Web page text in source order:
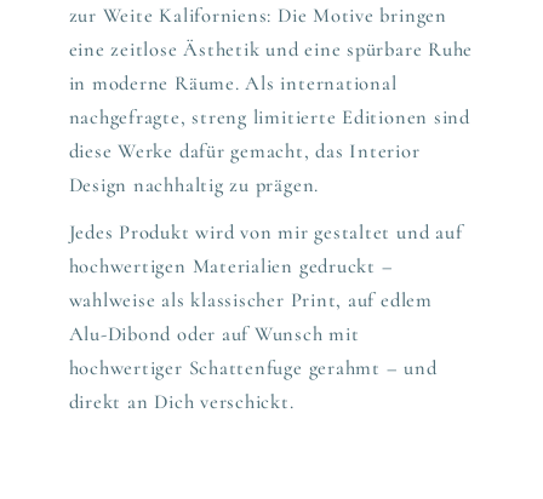
zur Weite Kaliforniens: Die Motive bringen
eine zeitlose Ästhetik und eine spürbare Ruhe
in moderne Räume. Als international
nachgefragte, streng limitierte Editionen sind
diese Werke dafür gemacht, das Interior
Design nachhaltig zu prägen.
Jedes Produkt wird von mir gestaltet und auf
hochwertigen Materialien gedruckt –
wahlweise als klassischer Print, auf edlem
Alu-Dibond oder auf Wunsch mit
hochwertiger Schattenfuge gerahmt – und
direkt an Dich verschickt.